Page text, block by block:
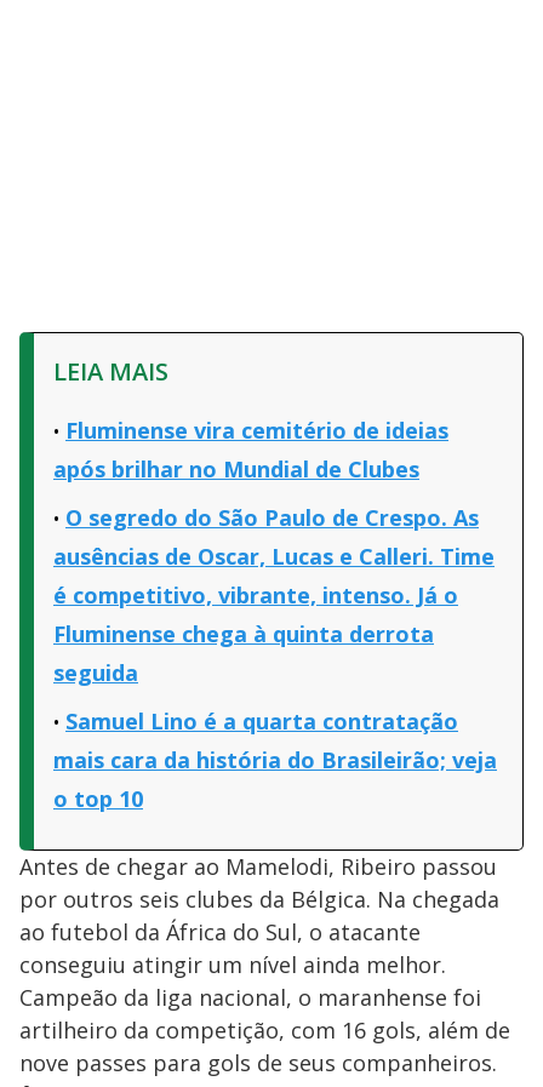
LEIA MAIS
Fluminense vira cemitério de ideias
após brilhar no Mundial de Clubes
O segredo do São Paulo de Crespo. As
ausências de Oscar, Lucas e Calleri. Time
é competitivo, vibrante, intenso. Já o
Fluminense chega à quinta derrota
seguida
Samuel Lino é a quarta contratação
mais cara da história do Brasileirão; veja
o top 10
Antes de chegar ao Mamelodi, Ribeiro passou
por outros seis clubes da Bélgica. Na chegada
ao futebol da África do Sul, o atacante
conseguiu atingir um nível ainda melhor.
Campeão da liga nacional, o maranhense foi
artilheiro da competição, com 16 gols, além de
nove passes para gols de seus companheiros.